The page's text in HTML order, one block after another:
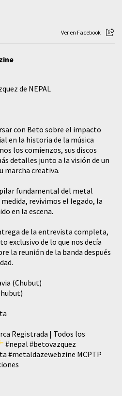
Ver en Facebook
de NEPAL
con Beto sobre el impacto
en la historia de la música
los comienzos, sus discos
detalles junto a la visión de un
marcha creativa.
fundamental del metal
revivimos el legado, la
en la escena.
de la entrevista completa,
exclusivo de lo que nos decía
la reunión de la banda después
(Chubut)
Registrada | Todos los
#nepal #betovazquez
#metaldazewebzine MCPTP